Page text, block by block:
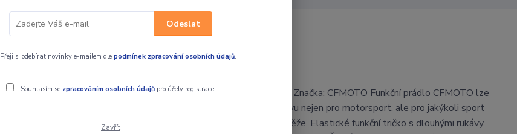
Funkční prádlo CFMOTO Značka: CFMOTO Funkční prádlo CFMOTO lze
použít jako základní vrstvu nejen pro motorsport, ale pro jakýkoli sport
s vysokou intenzitou zátěže. Elastické funkční tričko s dlouhými rukávy
Odeslat
Přeji si odebírat novinky e-mailem dle podmínek zpracování osobních údajů.
Souhlasím se zpracováním osobních údajůpro účely registrace.
Zavřít